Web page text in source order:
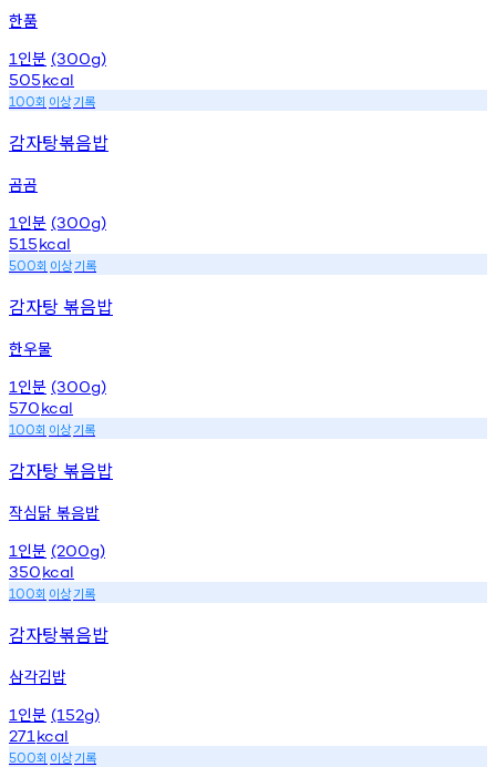
한품
1 인분 (300g)
505kcal
100회 이상기록
감자탕볶음밥
곰곰
1 인분 (300g)
515kcal
500회 이상기록
감자탕 볶음밥
한우물
1 인분 (300g)
570kcal
100회 이상기록
감자탕 볶음밥
작심닭 볶음밥
1 인분 (200g)
350kcal
100회 이상기록
감자탕볶음밥
삼각김밥
1 인분 (152g)
271 kcal
500회 이상기록